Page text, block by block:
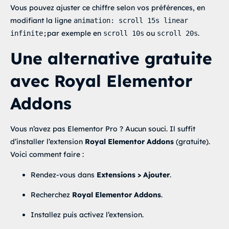
Vous pouvez ajuster ce chiffre selon vos préférences, en
modifiant la ligne animation: scroll 15s linear
infinite;par exemple en scroll 10s ou scroll 20s.
Une alternative gratuite
avec Royal Elementor
Addons
Vous n’avez pas Elementor Pro ? Aucun souci. Il suffit
d’installer l’extension Royal Elementor Addons (gratuite).
Voici comment faire :
Rendez-vous dans Extensions > Ajouter.
Recherchez Royal Elementor Addons.
Installez puis activez l’extension.